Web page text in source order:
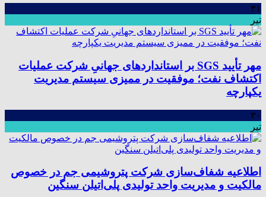
۳۱
تیر
مهر تأیید SGS بر استانداردهای جهانیِ شرکت عملیات
اکتشاف نفت؛ موفقیت در ممیزی سیستم مدیریت
یکپارچه
۳۰
تیر
اطلاعیه شفاف‌سازی شرکت پتروشیمی جم در خصوص
مالکیت و مدیریت واحد تولیدی پلی‌اتیلن سنگین